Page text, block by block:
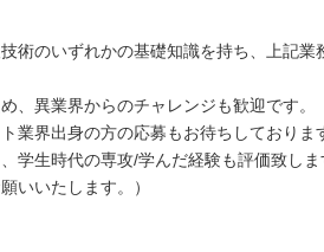
術のいずれかの基礎知識を持ち、上記業
、異業界からのチャレンジも歓迎です。
業界出身の方の応募もお待ちしておりま
学生時代の専攻/学んだ経験も評価致しま
いいたします。）